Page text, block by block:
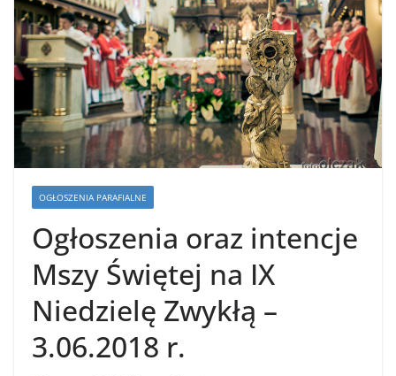
OGŁOSZENIA PARAFIALNE
Ogłoszenia oraz intencje
Mszy Świętej na IX
Niedzielę Zwykłą –
3.06.2018 r.